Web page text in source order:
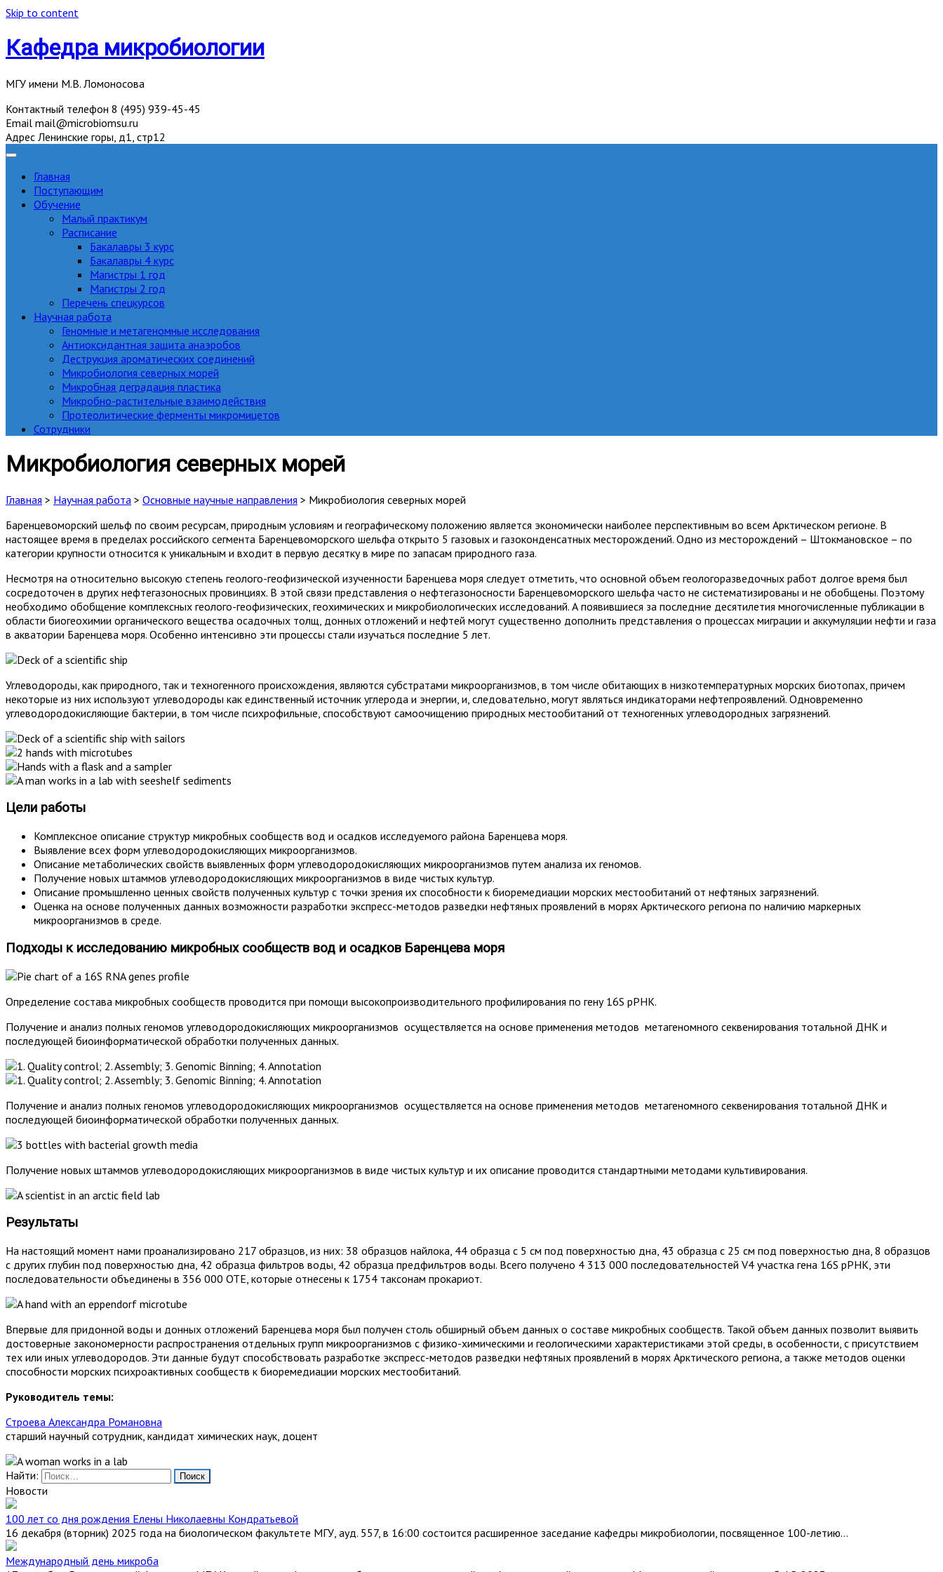
Skip to content
Кафедра микробиологии
МГУ имени М.В. Ломоносова
Контактный телефон 8 (495) 939-45-45
Email mail@microbiomsu.ru
Адрес Ленинские горы, д1, стр12
Главная
Поступающим
Обучение
Малый практикум
Расписание
Бакалавры 3 курс
Бакалавры 4 курс
Магистры 1 год
Магистры 2 год
Перечень спецкурсов
Научная работа
Геномные и метагеномные исследования
Антиоксидантная защита анаэробов
Деструкция ароматических соединений
Микробиология северных морей
Микробная деградация пластика
Микробно-растительные взаимодействия
Протеолитические ферменты микромицетов
Сотрудники
Микробиология северных морей
Главная > Научная работа > Основные научные направления > Микробиология северных морей
Баренцевоморский шельф по своим ресурсам, природным условиям и географическому положению является экономически наиболее перспективным во всем Арктическом регионе. В
настоящее время в пределах российского сегмента Баренцевоморского шельфа открыто 5 газовых и газоконденсатных месторождений. Одно из месторождений – Штокмановское – по
категории крупности относится к уникальным и входит в первую десятку в мире по запасам природного газа.
Несмотря на относительно высокую степень геолого-геофизической изученности Баренцева моря следует отметить, что основной объем геологоразведочных работ долгое время был
сосредоточен в других нефтегазоносных провинциях. В этой связи представления о нефтегазоносности Баренцевоморского шельфа часто не систематизированы и не обобщены. Поэтому
необходимо обобщение комплексных геолого-геофизических, геохимических и микробиологических исследований. А появившиеся за последние десятилетия многочисленные публикации в
области биогеохимии органического вещества осадочных толщ, донных отложений и нефтей могут существенно дополнить представления о процессах миграции и аккумуляции нефти и газа
в акватории Баренцева моря. Особенно интенсивно эти процессы стали изучаться последние 5 лет.
Углеводороды, как природного, так и техногенного происхождения, являются субстратами микроорганизмов, в том числе обитающих в низкотемпературных морских биотопах, причем
некоторые из них используют углеводороды как единственный источник углерода и энергии, и, следовательно, могут являться индикаторами нефтепроявлений. Одновременно
углеводородокисляющие бактерии, в том числе психрофильные, способствуют самоочищению природных местообитаний от техногенных углеводородных загрязнений.
Цели работы
Комплексное описание структур микробных сообществ вод и осадков исследуемого района Баренцева моря.
Выявление всех форм углеводородокисляющих микроорганизмов.
Описание метаболических свойств выявленных форм углеводородокисляющих микроорганизмов путем анализа их геномов.
Получение новых штаммов углеводородокисляющих микроорганизмов в виде чистых культур.
Описание промышленно ценных свойств полученных культур с точки зрения их способности к биоремедиации морских местообитаний от нефтяных загрязнений.
Оценка на основе полученных данных возможности разработки экспресс-методов разведки нефтяных проявлений в морях Арктического региона по наличию маркерных
микроорганизмов в среде.
Подходы к исследованию микробных сообществ вод и осадков Баренцева моря
Определение состава микробных сообществ проводится при помощи высокопроизводительного профилирования по гену 16S рРНК.
Получение и анализ полных геномов углеводородокисляющих микроорганизмов осуществляется на основе применения методов метагеномного секвенирования тотальной ДНК и
последующей биоинформатической обработки полученных данных.
Получение и анализ полных геномов углеводородокисляющих микроорганизмов осуществляется на основе применения методов метагеномного секвенирования тотальной ДНК и
последующей биоинформатической обработки полученных данных.
Получение новых штаммов углеводородокисляющих микроорганизмов в виде чистых культур и их описание проводится стандартными методами культивирования.
Результаты
На настоящий момент нами проанализировано 217 образцов, из них: 38 образцов найлока, 44 образца с 5 см под поверхностью дна, 43 образца с 25 см под поверхностью дна, 8 образцов
с других глубин под поверхностью дна, 42 образца фильтров воды, 42 образца предфильтров воды. Всего получено 4 313 000 последовательностей V4 участка гена 16S рРНК, эти
последовательности объединены в 356 000 ОТЕ, которые отнесены к 1754 таксонам прокариот.
Впервые для придонной воды и донных отложений Баренцева моря был получен столь обширный объем данных о составе микробных сообществ. Такой объем данных позволит выявить
достоверные закономерности распространения отдельных групп микроорганизмов с физико-химическими и геологическими характеристиками этой среды, в особенности, с присутствием
тех или иных углеводородов. Эти данные будут способствовать разработке экспресс-методов разведки нефтяных проявлений в морях Арктического региона, а также методов оценки
способности морских психроактивных сообществ к биоремедиации морских местообитаний.
Руководитель темы:
Строева Александра Романовна
старший научный сотрудник, кандидат химических наук, доцент
Найти:
Новости
100 лет со дня рождения Елены Николаевны Кондратьевой
16 декабря (вторник) 2025 года на биологическом факультете МГУ, ауд. 557, в 16:00 состоится расширенное заседание кафедры микробиологии, посвященное 100-летию...
Международный день микроба